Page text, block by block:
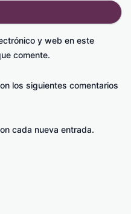
y web en este
comente.
los siguientes comentarios
cada nueva entrada.